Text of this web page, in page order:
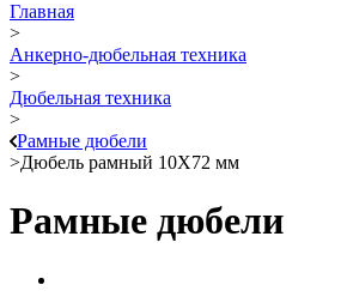
Главная
>
Анкерно-дюбельная техника
>
Дюбельная техника
>
Рамные дюбели
>Дюбель рамный 10X72 мм
Рамные дюбели